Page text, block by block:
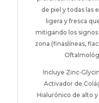
de piel y todas las
ligera y fresca
mitigando los signos
zona (finaslíneas,
Incluye
Activador de
Hialurónico de alto